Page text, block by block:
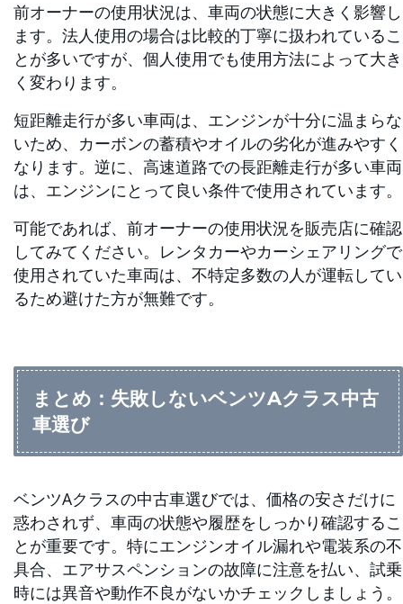
前オーナーの使用状況は、車両の状態に大きく影響し
ます。法人使用の場合は比較的丁寧に扱われているこ
とが多いですが、個人使用でも使用方法によって大き
く変わります。
短距離走行が多い車両は、エンジンが十分に温まらな
いため、カーボンの蓄積やオイルの劣化が進みやすく
なります。逆に、高速道路での長距離走行が多い車両
は、エンジンにとって良い条件で使用されています。
可能であれば、前オーナーの使用状況を販売店に確認
してみてください。レンタカーやカーシェアリングで
使用されていた車両は、不特定多数の人が運転してい
るため避けた方が無難です。
まとめ：失敗しないベンツAクラス中古
車選び
ベンツAクラスの中古車選びでは、価格の安さだけに
惑わされず、車両の状態や履歴をしっかり確認するこ
とが重要です。特にエンジンオイル漏れや電装系の不
具合、エアサスペンションの故障に注意を払い、試乗
時には異音や動作不良がないかチェックしましょう。